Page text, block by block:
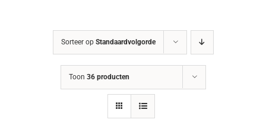
Sorteer op Standaardvolgorde
Toon 36 producten